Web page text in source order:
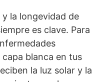
la longevidad de
es clave. Para
blanca en tus
la luz solar y la